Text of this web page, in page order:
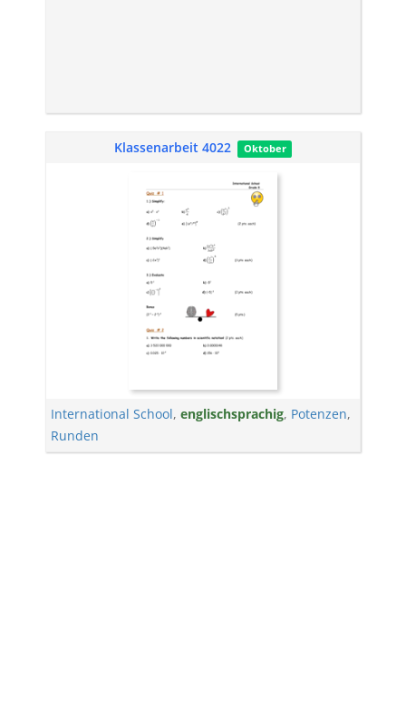
Klassenarbeit 4022 Oktober
International School, englischsprachig, Potenzen,
Runden